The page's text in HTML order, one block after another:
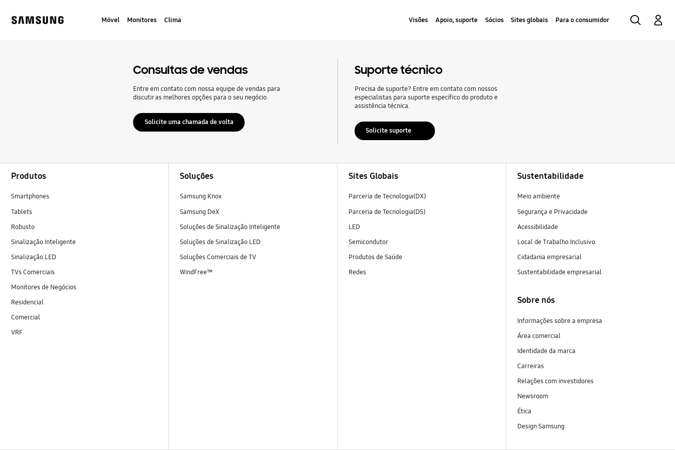
content
Móvel Monitores Clima Visões Apoio, suporte Sócios Sites globais Para o consumidor
Consultas de vendas
Entre em contato com nossa equipe de vendas para
discutir as melhores opções para o seu negócio.
Solicite uma chamada de volta
Suporte técnico
Precisa de suporte? Entre em contato com nossos
especialistas para suporte específico do produto e
assistência técnica.
Solicite suporte
Produtos
Smartphones
Tablets
Robusto
Sinalização Inteligente
Sinalização LED
TVs Comerciais
Monitores de Negócios
Residencial
Comercial
VRF
Soluções
Samsung Knox
Samsung DeX
Soluções de Sinalização Inteligente
Soluções de Sinalização LED
Soluções Comerciais de TV
WindFree™
Sites Globais
Parceria de Tecnologia(DX)
Parceria de Tecnologia(DS)
LED
Semicondutor
Produtos de Saúde
Redes
Sustentabilidade
Meio ambiente
Segurança e Privacidade
Acessibilidade
Local de Trabalho Inclusivo
Cidadania empresarial
Sustentabilidade empresarial
Sobre nós
Informações sobre a empresa
Área comercial
Identidade da marca
Carreiras
Relações com investidores
Newsroom
Ética
Design Samsung